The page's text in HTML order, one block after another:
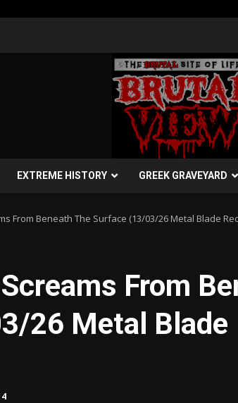
EXTREME HISTORY GREEK GRAVEYARD
From Beneath The Surface (13/03/26 Metal Blade
From
26 Metal Blade